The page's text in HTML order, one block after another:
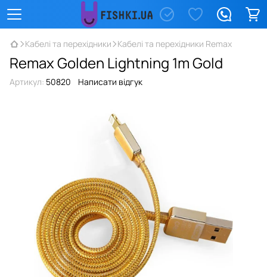
Кабелі та перехідники Кабелі та перехідники Remax
Remax Golden Lightning 1m Gold
Артикул: 50820 Написати відгук